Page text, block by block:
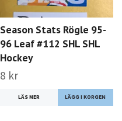
Season Stats Rögle 95-
96 Leaf #112 SHL SHL
Hockey
8 kr
LÄS MER